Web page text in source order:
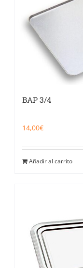
BAP 3/4
14,00€
Añadir al carrito